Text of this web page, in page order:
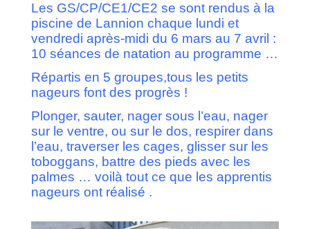
Les GS/CP/CE1/CE2 se sont rendus à la
piscine de Lannion chaque lundi et
vendredi après-midi du 6 mars au 7 avril :
10 séances de natation au programme …
Répartis en 5 groupes,tous les petits
nageurs font des progrès !
Plonger, sauter, nager sous l’eau, nager
sur le ventre, ou sur le dos, respirer dans
l’eau, traverser les cages, glisser sur les
toboggans, battre des pieds avec les
palmes … voilà tout ce que les apprentis
nageurs ont réalisé .